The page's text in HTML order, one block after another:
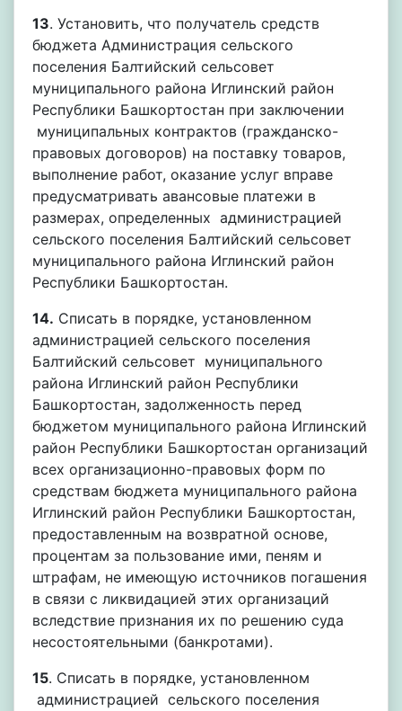
13. Установить, что получатель средств
бюджета Администрация сельского
поселения Балтийский сельсовет
муниципального района Иглинский район
Республики Башкортостан при заключении
муниципальных контрактов (гражданско-
правовых договоров) на поставку товаров,
выполнение работ, оказание услуг вправе
предусматривать авансовые платежи в
размерах, определенных администрацией
сельского поселения Балтийский сельсовет
муниципального района Иглинский район
Республики Башкортостан.
14. Списать в порядке, установленном
администрацией сельского поселения
Балтийский сельсовет муниципального
района Иглинский район Республики
Башкортостан, задолженность перед
бюджетом муниципального района Иглинский
район Республики Башкортостан организаций
всех организационно-правовых форм по
средствам бюджета муниципального района
Иглинский район Республики Башкортостан,
предоставленным на возвратной основе,
процентам за пользование ими, пеням и
штрафам, не имеющую источников погашения
в связи с ликвидацией этих организаций
вследствие признания их по решению суда
несостоятельными (банкротами).
15. Списать в порядке, установленном
администрацией сельского поселения